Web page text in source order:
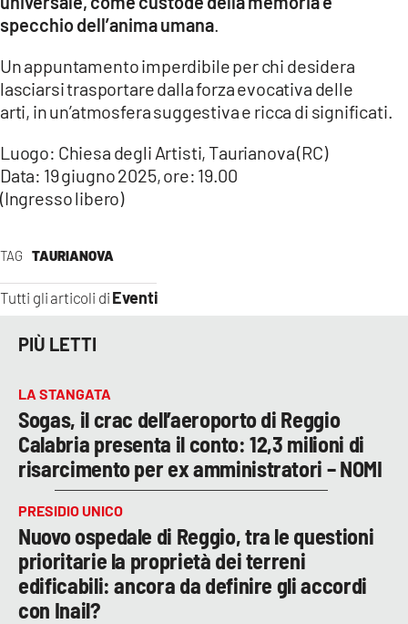
TAG TAURIANOVA
Tutti gli articoli di Eventi
specchio dell’anima umana
Un appuntamento imperdibile per chi desidera
lasciarsi trasportare dalla forza evocativa delle
arti, in un’atmosfera suggestiva e ricca di significati.
Luogo: Chiesa degli Artisti, Taurianova (RC)
Data: 19 giugno 2025, ore: 19.00
(Ingresso libero)
PIÙ LETTI
LA STANGATA
Sogas, il crac dell’aeroporto di Reggio
Calabria presenta il conto: 12,3 milioni di
risarcimento per ex amministratori – NOMI
PRESIDIO UNICO
Nuovo ospedale di Reggio, tra le questioni
prioritarie la proprietà dei terreni
edificabili: ancora da definire gli accordi
con Inail?